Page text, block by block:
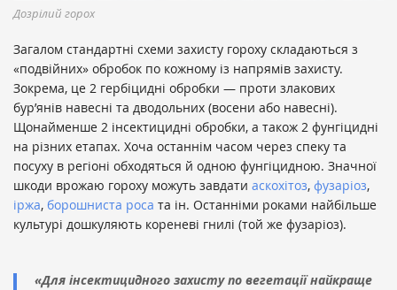
Дозрілий горох
Загалом стандартні схеми захисту гороху складаються з
«подвійних» обробок по кожному із напрямів захисту.
Зокрема, це 2 гербіцидні обробки — проти злакових
бур’янів навесні та дводольних (восени або навесні).
Щонайменше 2 інсектицидні обробки, а також 2 фунгіцидні
на різних етапах. Хоча останнім часом через спеку та
посуху в регіоні обходяться й одною фунгіцидною. Значної
шкоди врожаю гороху можуть завдати аскохітоз, фузаріоз,
іржа, борошниста роса та ін. Останніми роками найбільше
культурі дошкуляють кореневі гнилі (той же фузаріоз).
«Для інсектицидного захисту по вегетації найкраще